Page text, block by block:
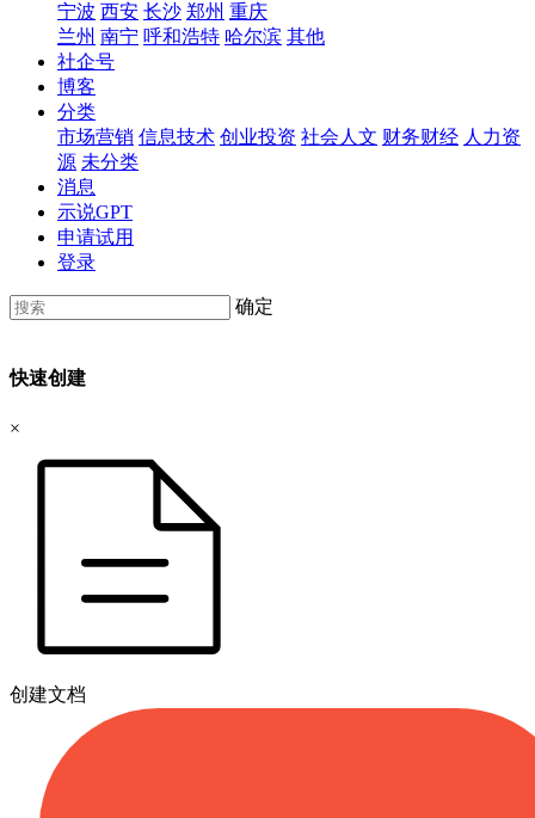
宁波 西安 长沙 郑州 重庆
兰州 南宁 呼和浩特 哈尔滨 其他
社企号
博客
分类
市场营销 信息技术 创业投资 社会人文 财务财经 人力资
源 未分类
消息
示说GPT
申请试用
登录
确定
快速创建
×
创建文档